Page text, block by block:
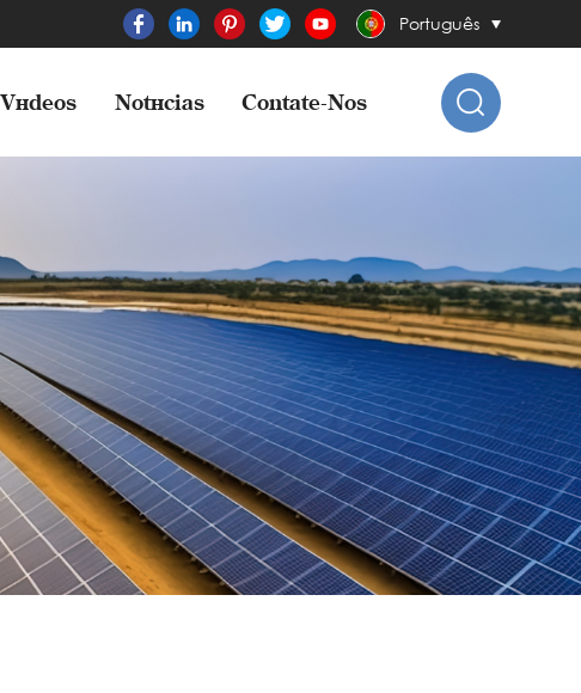
Português
Vídeos Notícias Contate-Nos